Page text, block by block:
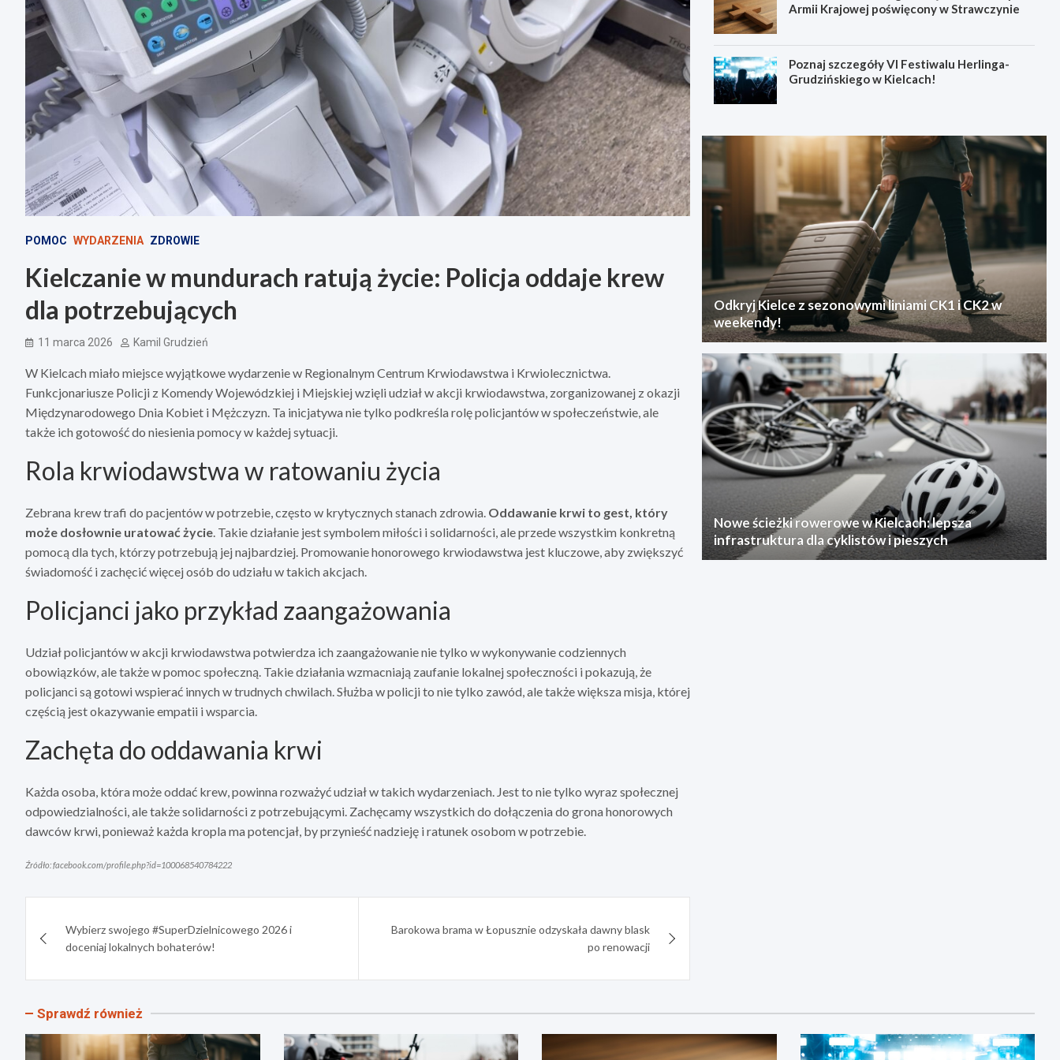
POMOC WYDARZENIA ZDROWIE
Kielczanie w mundurach ratują życie: Policja oddaje krew
dla potrzebujących
11 marca 2026 Kamil Grudzień
W Kielcach miało miejsce wyjątkowe wydarzenie w Regionalnym Centrum Krwiodawstwa i Krwiolecznictwa.
Funkcjonariusze Policji z Komendy Wojewódzkiej i Miejskiej wzięli udział w akcji krwiodawstwa, zorganizowanej z okazji
Międzynarodowego Dnia Kobiet i Mężczyzn. Ta inicjatywa nie tylko podkreśla rolę policjantów w społeczeństwie, ale
także ich gotowość do niesienia pomocy w każdej sytuacji.
Rola krwiodawstwa w ratowaniu życia
Zebrana krew trafi do pacjentów w potrzebie, często w krytycznych stanach zdrowia. Oddawanie krwi to gest, który
może dosłownie uratować życie. Takie działanie jest symbolem miłości i solidarności, ale przede wszystkim konkretną
pomocą dla tych, którzy potrzebują jej najbardziej. Promowanie honorowego krwiodawstwa jest kluczowe, aby zwiększyć
świadomość i zachęcić więcej osób do udziału w takich akcjach.
Policjanci jako przykład zaangażowania
Udział policjantów w akcji krwiodawstwa potwierdza ich zaangażowanie nie tylko w wykonywanie codziennych
obowiązków, ale także w pomoc społeczną. Takie działania wzmacniają zaufanie lokalnej społeczności i pokazują, że
policjanci są gotowi wspierać innych w trudnych chwilach. Służba w policji to nie tylko zawód, ale także większa misja, której
częścią jest okazywanie empatii i wsparcia.
Zachęta do oddawania krwi
Każda osoba, która może oddać krew, powinna rozważyć udział w takich wydarzeniach. Jest to nie tylko wyraz społecznej
odpowiedzialności, ale także solidarności z potrzebującymi. Zachęcamy wszystkich do dołączenia do grona honorowych
dawców krwi, ponieważ każda kropla ma potencjał, by przynieść nadzieję i ratunek osobom w potrzebie.
Źródło: facebook.com/profile.php?id=100068540784222
wpisuWybierz swojego #SuperDzielnicowego 2026 i
doceniaj lokalnych bohaterów!
Barokowa brama w Łopusznie odzyskała dawny blask
po renowacji
Armii Krajowej poświęcony w Strawczynie
Poznaj szczegóły VI Festiwalu Herlinga-
Grudzińskiego w Kielcach!
Odkryj Kielce z sezonowymi liniami CK1 i CK2 w
weekendy!
Nowe ścieżki rowerowe w Kielcach: lepsza
infrastruktura dla cyklistów i pieszych
Sprawdź również